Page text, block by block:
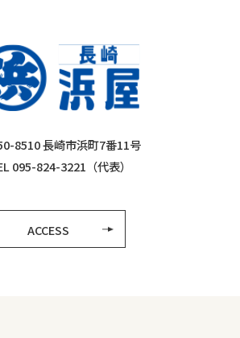
8510 長崎市浜町7番11号
095-824-3221（代表）
ACCESS